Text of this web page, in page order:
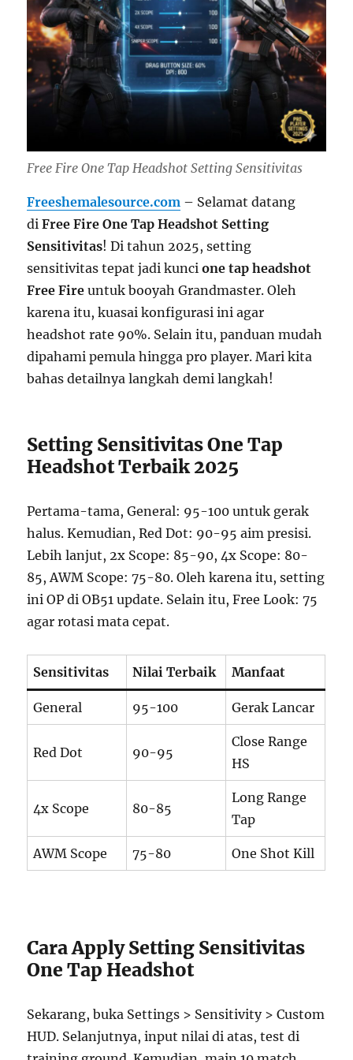
Free Fire One Tap Headshot Setting Sensitivitas
Freeshemalesource.com – Selamat datang
diFree Fire One Tap Headshot Setting
Sensitivitas! Di tahun 2025, setting
sensitivitas tepat jadi kuncione tap headshot
Free Fire untuk booyah Grandmaster. Oleh
karena itu, kuasai konfigurasi ini agar
headshot rate 90%. Selain itu, panduan mudah
dipahami pemula hingga pro player. Mari kita
bahas detailnya langkah demi langkah!
Setting Sensitivitas One Tap
Headshot Terbaik 2025
Pertama-tama, General: 95-100 untuk gerak
halus. Kemudian, Red Dot: 90-95 aim presisi.
Lebih lanjut, 2x Scope: 85-90, 4x Scope: 80-
85, AWM Scope: 75-80. Oleh karena itu, setting
ini OP di OB51 update. Selain itu, Free Look: 75
agar rotasi mata cepat.
Sensitivitas Nilai Terbaik Manfaat
General 95-100 Gerak Lancar
Red Dot 90-95
Close Range
HS
4x Scope 80-85
Long Range
Tap
AWM Scope 75-80 One Shot Kill
Cara Apply Setting Sensitivitas
One Tap Headshot
Sekarang, buka Settings > Sensitivity > Custom
HUD. Selanjutnya, input nilai di atas, test di